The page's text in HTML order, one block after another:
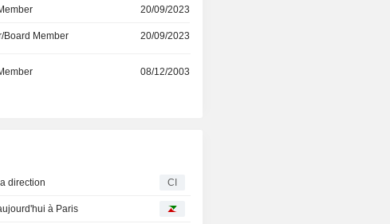
20/09/2023
Board Member 20/09/2023
08/12/2003
direction CI
à Paris